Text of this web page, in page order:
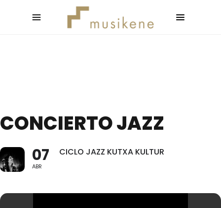
CONCIERTO JAZZ
07
ABR
CICLO JAZZ KUTXA KULTUR